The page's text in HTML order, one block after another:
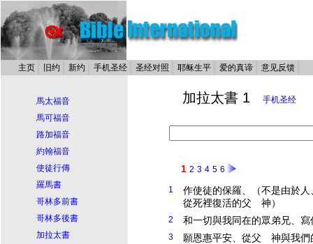
主页 旧约 新约 手机圣经 圣经对照 耶稣生平 爱的真谛 意见反馈
馬太福音
馬可福音
路加福音
約翰福音
使徒行傳
羅馬書
哥林多前書
哥林多後書
加拉太書
加拉太書 1 手机圣经
1 2 3 4 5 6
1
作使徒的保羅、（不是由於
從死裡復活的父 神）
2 和一切與我同在的眾弟兄、
3 願恩惠平安、從父 神與我們